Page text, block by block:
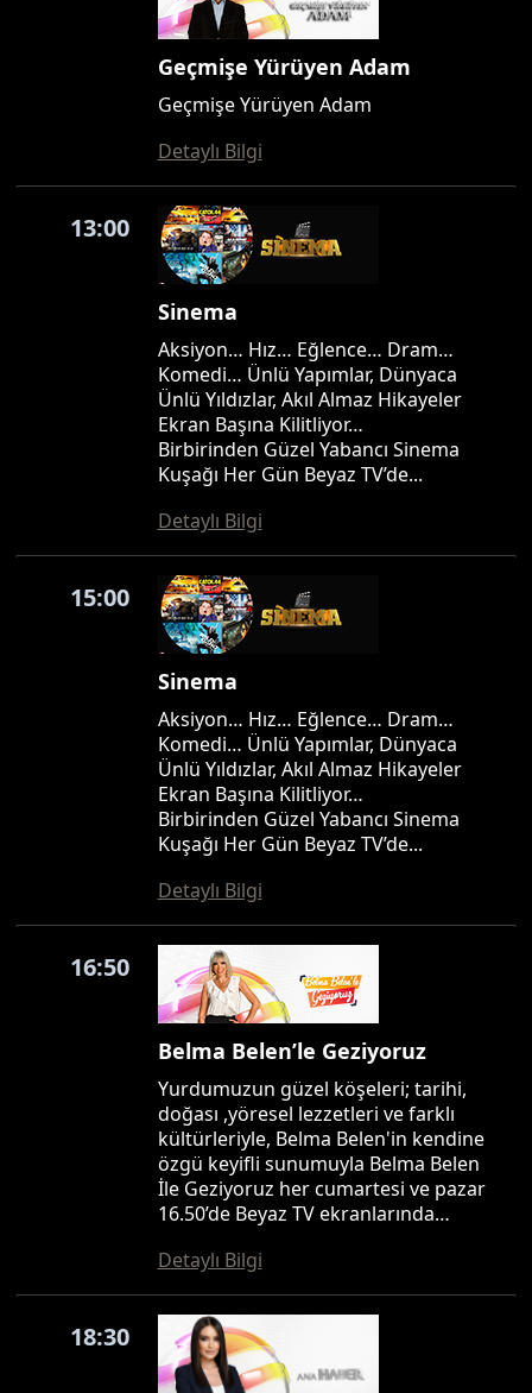
Geçmişe Yürüyen Adam
Geçmişe Yürüyen Adam
Detaylı Bilgi
13:00
Sinema
Aksiyon… Hız… Eğlence… Dram…
Komedi… Ünlü Yapımlar, Dünyaca
Ünlü Yıldızlar, Akıl Almaz Hikayeler
Ekran Başına Kilitliyor…
Birbirinden Güzel Yabancı Sinema
Kuşağı Her Gün Beyaz TV’de...
Detaylı Bilgi
15:00
Sinema
Aksiyon… Hız… Eğlence… Dram…
Komedi… Ünlü Yapımlar, Dünyaca
Ünlü Yıldızlar, Akıl Almaz Hikayeler
Ekran Başına Kilitliyor…
Birbirinden Güzel Yabancı Sinema
Kuşağı Her Gün Beyaz TV’de...
Detaylı Bilgi
16:50
Belma Belen’le Geziyoruz
Yurdumuzun güzel köşeleri; tarihi,
doğası ,yöresel lezzetleri ve farklı
kültürleriyle, Belma Belen'in kendine
özgü keyifli sunumuyla Belma Belen
İle Geziyoruz her cumartesi ve pazar
16.50’de Beyaz TV ekranlarında…
Detaylı Bilgi
18:30